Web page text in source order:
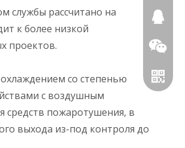
службы рассчитано на
к более низкой
проектов.
со степенью
с воздушным
средств пожаротушения, в
выхода из-под контроля до